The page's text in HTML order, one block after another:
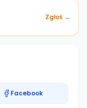
Zgłoś →
Facebook